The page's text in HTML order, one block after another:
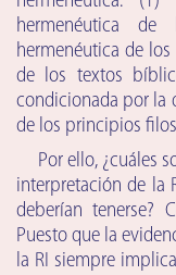
hermenéutica
hermenéutica de
de los textos
condicionada por la
de los principios
Por ello, ¿cuáles
interpretación de la
deberían tenerse?
Puesto que la
la RI siempre